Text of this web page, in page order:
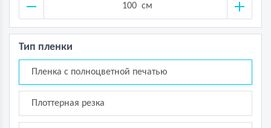
см
Тип пленки
Пленка с полноцветной печатью
Плоттерная резка